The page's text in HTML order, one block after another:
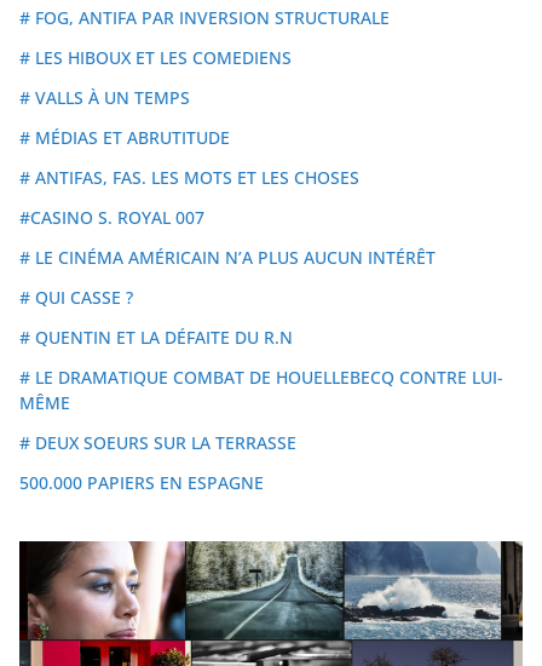
# FOG, ANTIFA PAR INVERSION STRUCTURALE
# LES HIBOUX ET LES COMEDIENS
# VALLS À UN TEMPS
# MÉDIAS ET ABRUTITUDE
# ANTIFAS, FAS. LES MOTS ET LES CHOSES
#CASINO S. ROYAL 007
# LE CINÉMA AMÉRICAIN N’A PLUS AUCUN INTÉRÊT
# QUI CASSE ?
# QUENTIN ET LA DÉFAITE DU R.N
# LE DRAMATIQUE COMBAT DE HOUELLEBECQ CONTRE LUI-
MÊME
# DEUX SOEURS SUR LA TERRASSE
500.000 PAPIERS EN ESPAGNE